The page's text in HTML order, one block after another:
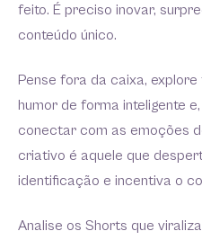
feito. É preciso inovar,
conteúdo único.
Pense fora da caixa,
humor de forma inteligente
conectar com as emoções
criativo é aquele que
identificação e incentiva o
Analise os Shorts que